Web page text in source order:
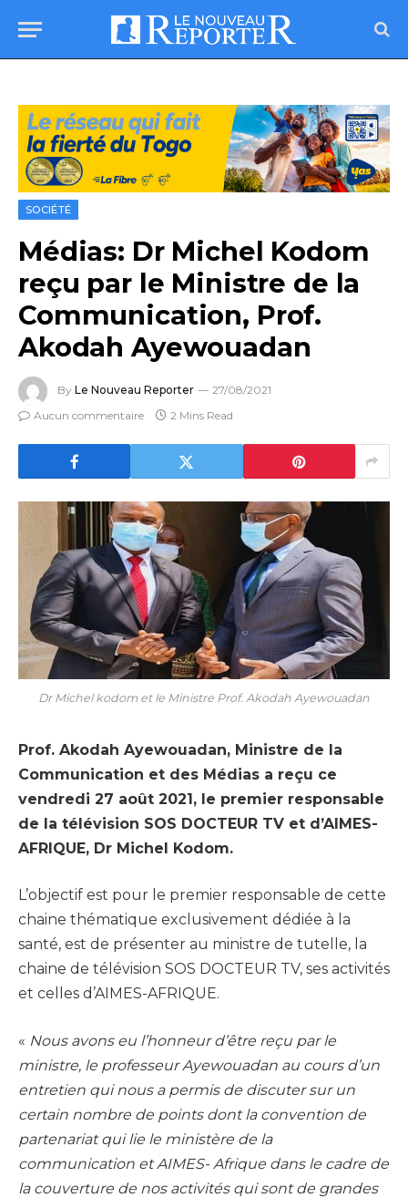
SOCIÉTÉ
Médias: Dr Michel Kodom
reçu par le Ministre de la
Communication, Prof.
Akodah Ayewouadan
By Le Nouveau Reporter
27/08/2021
Aucun commentaire
2 Mins Read
Dr Michel kodom et le Ministre Prof. Akodah Ayewouadan
Prof. Akodah Ayewouadan, Ministre de la
Communication et des Médias a reçu ce
vendredi 27 août 2021, le premier responsable
de la télévision SOS DOCTEUR TV et d’AIMES-
AFRIQUE, Dr Michel Kodom.
L’objectif est pour le premier responsable de cette
chaine thématique exclusivement dédiée à la
santé, est de présenter au ministre de tutelle, la
chaine de télévision SOS DOCTEUR TV, ses activités
et celles d’AIMES-AFRIQUE.
« Nous avons eu l’honneur d’être reçu par le
ministre, le professeur Ayewouadan au cours d’un
entretien qui nous a permis de discuter sur un
certain nombre de points dont la convention de
partenariat qui lie le ministère de la
communication et AIMES- Afrique dans le cadre de
la couverture de nos activités qui sont de grandes